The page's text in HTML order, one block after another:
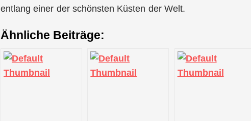
entlang einer der schönsten Küsten der Welt.
Ähnliche Beiträge: